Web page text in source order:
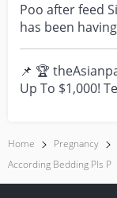
Poo after feed
has been
times....
📌 🏆
Up To $1,000!
Home Pregnancy
According Bedding Pls P